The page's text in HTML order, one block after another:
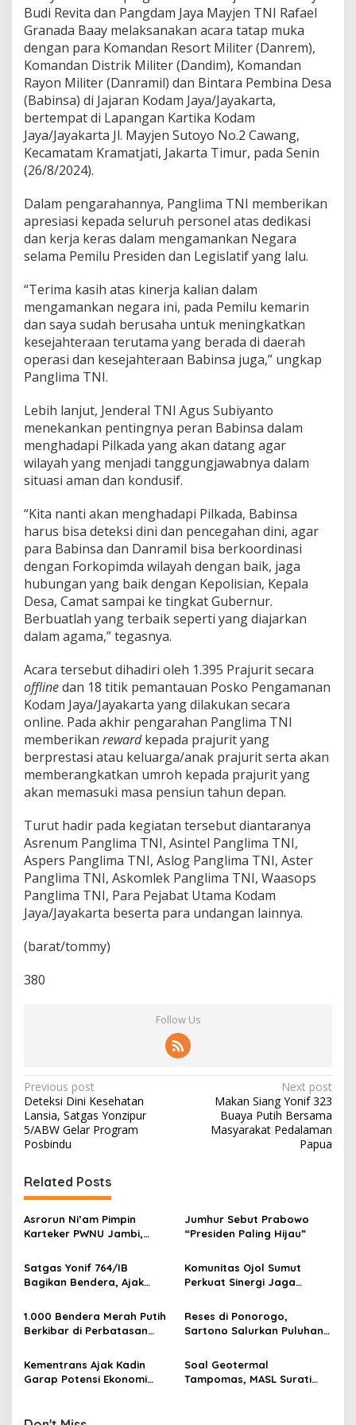
i
U
n
t
u
k
P
e
n
c
e
a
n
!
Budi Revita dan Pangdam Jaya Mayjen TNI Rafael
Granada Baay melaksanakan acara tatap muka
dengan para Komandan Resort Militer (Danrem),
Komandan Distrik Militer (Dandim), Komandan
Rayon Militer (Danramil) dan Bintara Pembina Desa
(Babinsa) di Jajaran Kodam Jaya/Jayakarta,
bertempat di Lapangan Kartika Kodam
Jaya/Jayakarta Jl. Mayjen Sutoyo No.2 Cawang,
Kecamatam Kramatjati, Jakarta Timur, pada Senin
(26/8/2024).
Dalam pengarahannya, Panglima TNI memberikan
apresiasi kepada seluruh personel atas dedikasi
dan kerja keras dalam mengamankan Negara
selama Pemilu Presiden dan Legislatif yang lalu.
“Terima kasih atas kinerja kalian dalam
mengamankan negara ini, pada Pemilu kemarin
dan saya sudah berusaha untuk meningkatkan
kesejahteraan terutama yang berada di daerah
operasi dan kesejahteraan Babinsa juga,” ungkap
Panglima TNI.
Lebih lanjut, Jenderal TNI Agus Subiyanto
menekankan pentingnya peran Babinsa dalam
menghadapi Pilkada yang akan datang agar
wilayah yang menjadi tanggungjawabnya dalam
situasi aman dan kondusif.
“Kita nanti akan menghadapi Pilkada, Babinsa
harus bisa deteksi dini dan pencegahan dini, agar
para Babinsa dan Danramil bisa berkoordinasi
dengan Forkopimda wilayah dengan baik, jaga
hubungan yang baik dengan Kepolisian, Kepala
Desa, Camat sampai ke tingkat Gubernur.
Berbuatlah yang terbaik seperti yang diajarkan
dalam agama,” tegasnya.
Acara tersebut dihadiri oleh 1.395 Prajurit secara
offlinedan 18 titik pemantauan Posko Pengamanan
Kodam Jaya/Jayakarta yang dilakukan secara
online. Pada akhir pengarahan Panglima TNI
memberikan rewardkepada prajurit yang
berprestasi atau keluarga/anak prajurit serta akan
memberangkatkan umroh kepada prajurit yang
akan memasuki masa pensiun tahun depan.
Turut hadir pada kegiatan tersebut diantaranya
Asrenum Panglima TNI, Asintel Panglima TNI,
Aspers Panglima TNI, Aslog Panglima TNI, Aster
Panglima TNI, Askomlek Panglima TNI, Waasops
Panglima TNI, Para Pejabat Utama Kodam
Jaya/Jayakarta beserta para undangan lainnya.
(barat/tommy)
380
Follow Us
P
o
s
n
a
v
g
a
t
i
o
n
Previous post
Deteksi Dini Kesehatan
Lansia, Satgas Yonzipur
5/ABW Gelar Program
Posbindu
Next post
Makan Siang Yonif 323
Buaya Putih Bersama
Masyarakat Pedalaman
Papua
Related Posts
Asrorun Ni’am Pimpin
Karteker PWNU Jambi,
Muda Visioner untuk Abad
Kedua NU
Jumhur Sebut Prabowo
“Presiden Paling Hijau”
Satgas Yonif 764/IB
Bagikan Bendera, Ajak
HUT RI
Komunitas Ojol Sumut
Perkuat Sinergi Jaga
1.000 Bendera Merah Putih
Berkibar di Perbatasan
Reses di Ponorogo,
Sartono Salurkan Puluhan
Kementrans Ajak Kadin
Garap Potensi Ekonomi
Soal Geotermal
Tampomas, MASL Surati